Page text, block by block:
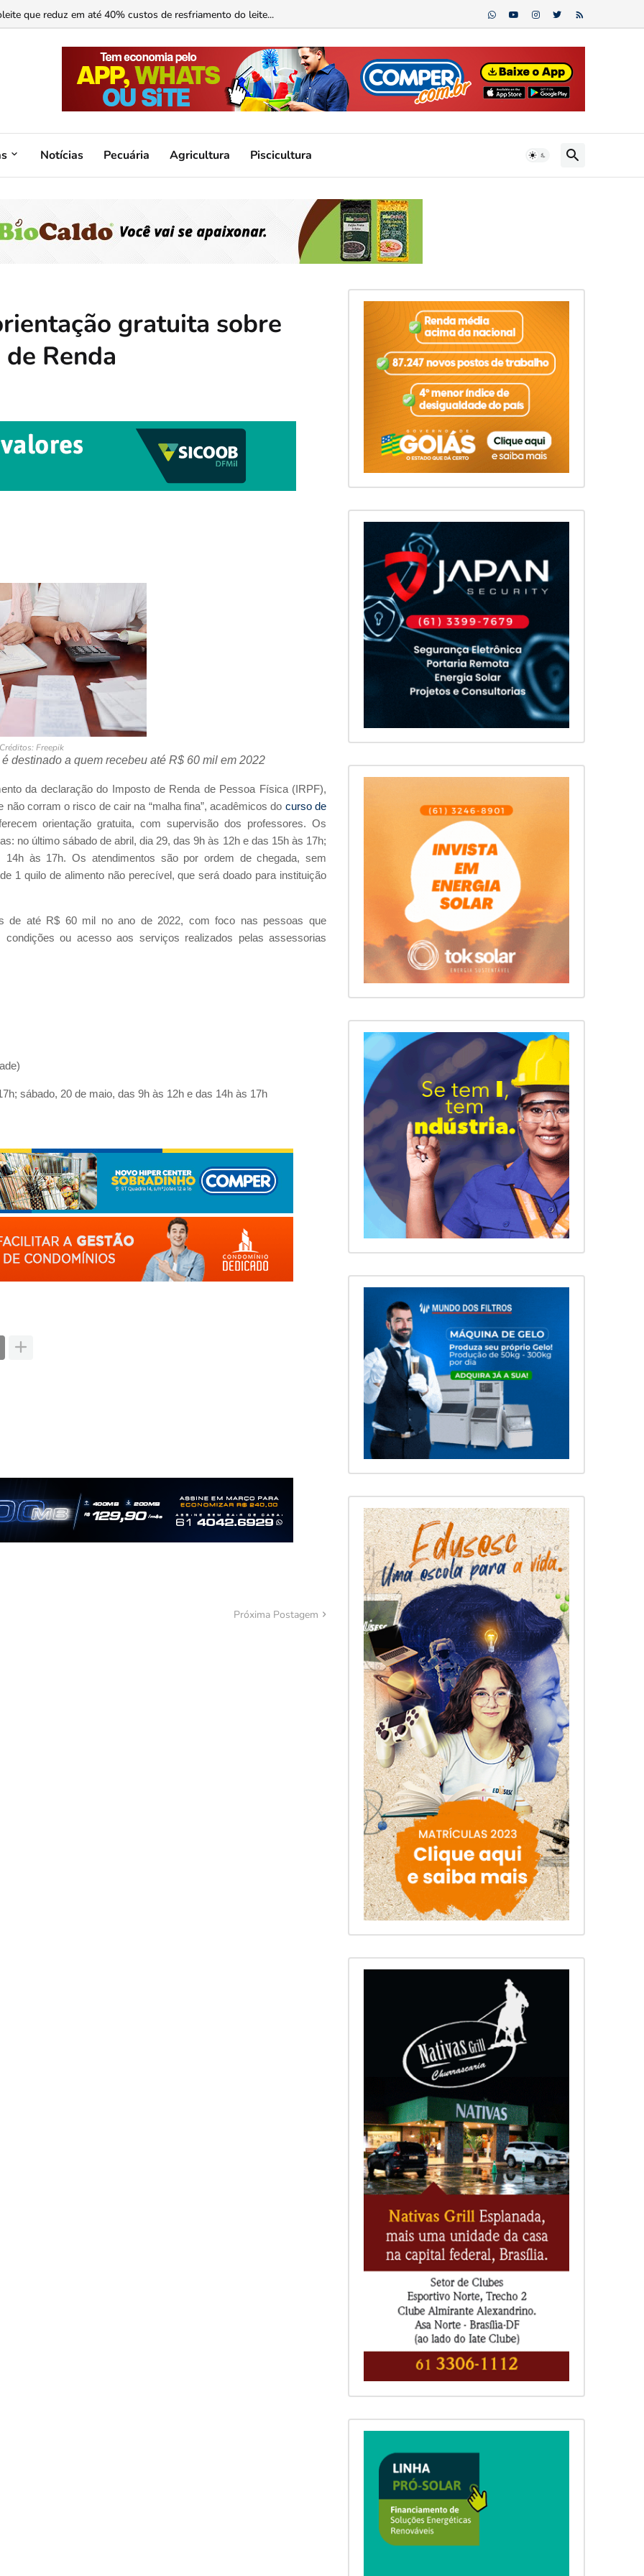
ajuda?...
Notícias Pecuária Agricultura Piscicultura
gratuita sobre
Renda
Créditos: Freepik
destinado a quem recebeu até R$ 60 mil em 2022
da declaração do Imposto de Renda de Pessoa Física (IRPF),
corram o risco de cair na “malha fina”, acadêmicos do curso de
orientação gratuita, com supervisão dos professores. Os
no último sábado de abril, dia 29, das 9h às 12h e das 15h às 17h;
às 17h. Os atendimentos são por ordem de chegada, sem
1 quilo de alimento não perecível, que será doado para instituição
de até R$ 60 mil no ano de 2022, com foco nas pessoas que
ou acesso aos serviços realizados pelas assessorias
sábado, 20 de maio, das 9h às 12h e das 14h às 17h
Próxima Postagem